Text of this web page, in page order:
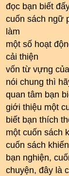
đọc bạn biết
cuốn sách ngữ
làm
một số hoạt
cải thiện
vốn từ vựng
nói chung thì
quan tâm bạn
giới thiệu một
biết bạn thích
một cuốn sách
cuốn sách khiến
bạn nghiện,
chuyện, đây là